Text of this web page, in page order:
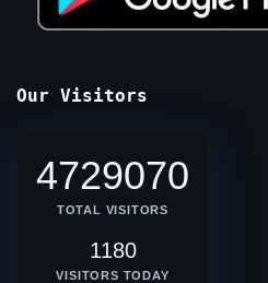
Our Visitors
4729070
TOTAL VISITORS
1180
VISITORS TODAY